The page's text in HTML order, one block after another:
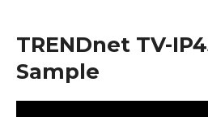
TRENDnet TV-
Sample